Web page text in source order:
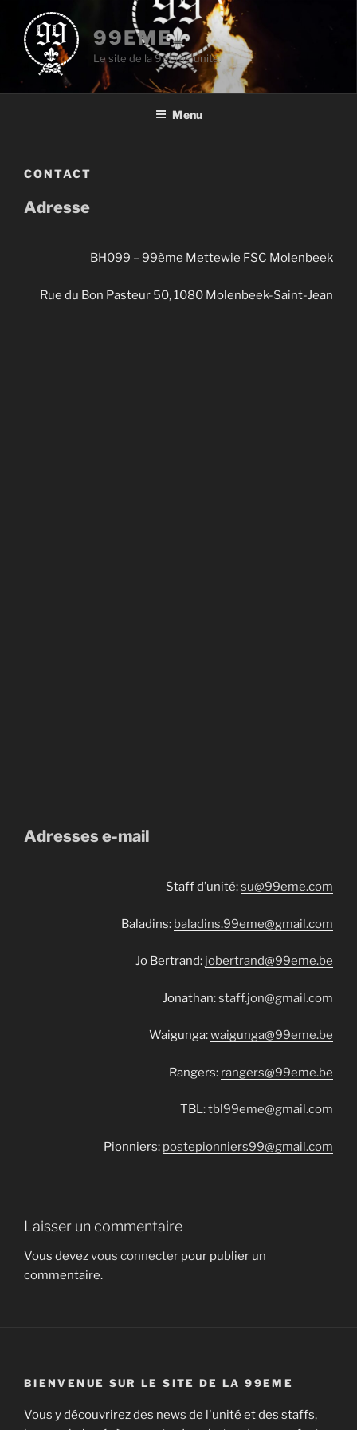
contenu
principal
99EME
Le site de la 99eme unité.
Menu
CONTACT
Adresse
BH099 – 99ème Mettewie FSC Molenbeek
Rue du Bon Pasteur 50, 1080 Molenbeek-Saint-Jean
Adresses e-mail
Staff d’unité:su@99eme.com
Baladins: baladins.99eme@gmail.com
Jo Bertrand: jobertrand@99eme.be
Jonathan:staff.jon@gmail.com
Waigunga:waigunga@99eme.be
Rangers: rangers@99eme.be
TBL:tbl99eme@gmail.com
Pionniers: postepionniers99@gmail.com
Laisser un commentaire
Vous devezvous connecter pour publier un
commentaire.
BIENVENUE SUR LE SITE DE LA 99EME
Vous y découvrirez des news de l'unité et des staffs,